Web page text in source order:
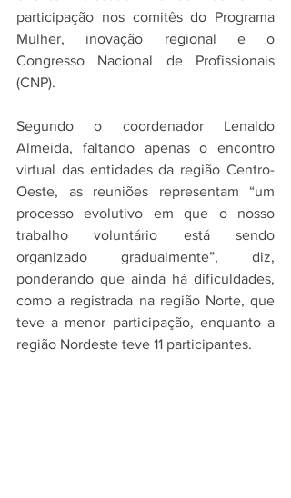
participação nos comitês do Programa
Mulher, inovação regional e o
Congresso Nacional de Profissionais
(CNP).
Segundo o coordenador Lenaldo
Almeida, faltando apenas o encontro
virtual das entidades da região Centro-
Oeste, as reuniões representam “um
processo evolutivo em que o nosso
trabalho voluntário está sendo
organizado gradualmente”, diz,
ponderando que ainda há dificuldades,
como a registrada na região Norte, que
teve a menor participação, enquanto a
região Nordeste teve 11 participantes.